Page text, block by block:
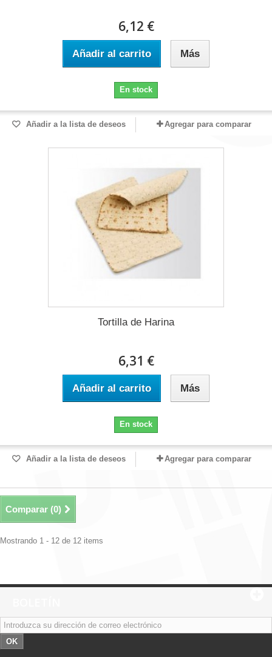
6,12 €
Añadir al carrito Más
En stock
Añadir a la lista de deseos Agregar para comparar
Tortilla de Harina
6,31 €
Añadir al carrito Más
En stock
Añadir a la lista de deseos Agregar para comparar
Comparar (0)
Mostrando 1 - 12 de 12 items
OK